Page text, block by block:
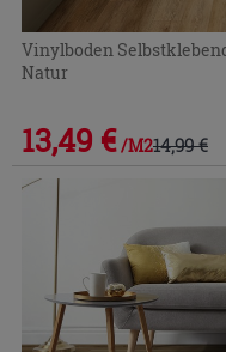
Vinylboden
Natur
13,49 € /M214,99 €